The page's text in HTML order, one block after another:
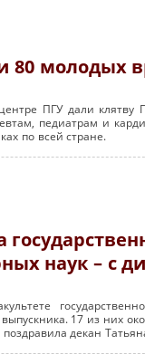
80 молодых
ПГУ дали клятву
педиатрам и
по всей стране.
наук – с
17 из них
декан